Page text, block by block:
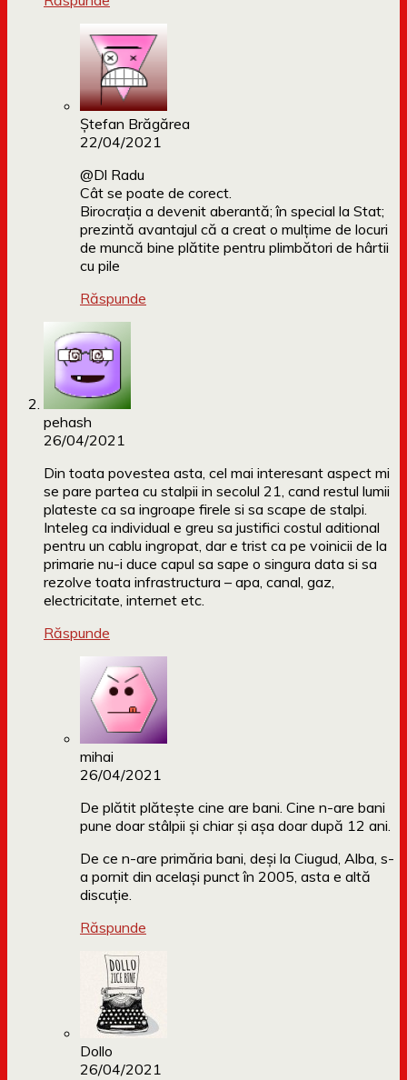
Ștefan Brăgărea
22/04/2021
@Dl Radu
Cât se poate de corect.
Birocrația a devenit aberantă; în special la Stat;
prezintă avantajul că a creat o mulțime de locuri
de muncă bine plătite pentru plimbători de hârtii
cu pile
Răspunde
pehash
26/04/2021
Din toata povestea asta, cel mai interesant aspect mi
se pare partea cu stalpii in secolul 21, cand restul lumii
plateste ca sa ingroape firele si sa scape de stalpi.
Inteleg ca individual e greu sa justifici costul aditional
pentru un cablu ingropat, dar e trist ca pe voinicii de la
primarie nu-i duce capul sa sape o singura data si sa
rezolve toata infrastructura – apa, canal, gaz,
electricitate, internet etc.
Răspunde
mihai
26/04/2021
De plătit plătește cine are bani. Cine n-are bani
pune doar stâlpii și chiar și așa doar după 12 ani.
De ce n-are primăria bani, deși la Ciugud, Alba, s-
a pornit din același punct în 2005, asta e altă
discuție.
Răspunde
Dollo
26/04/2021